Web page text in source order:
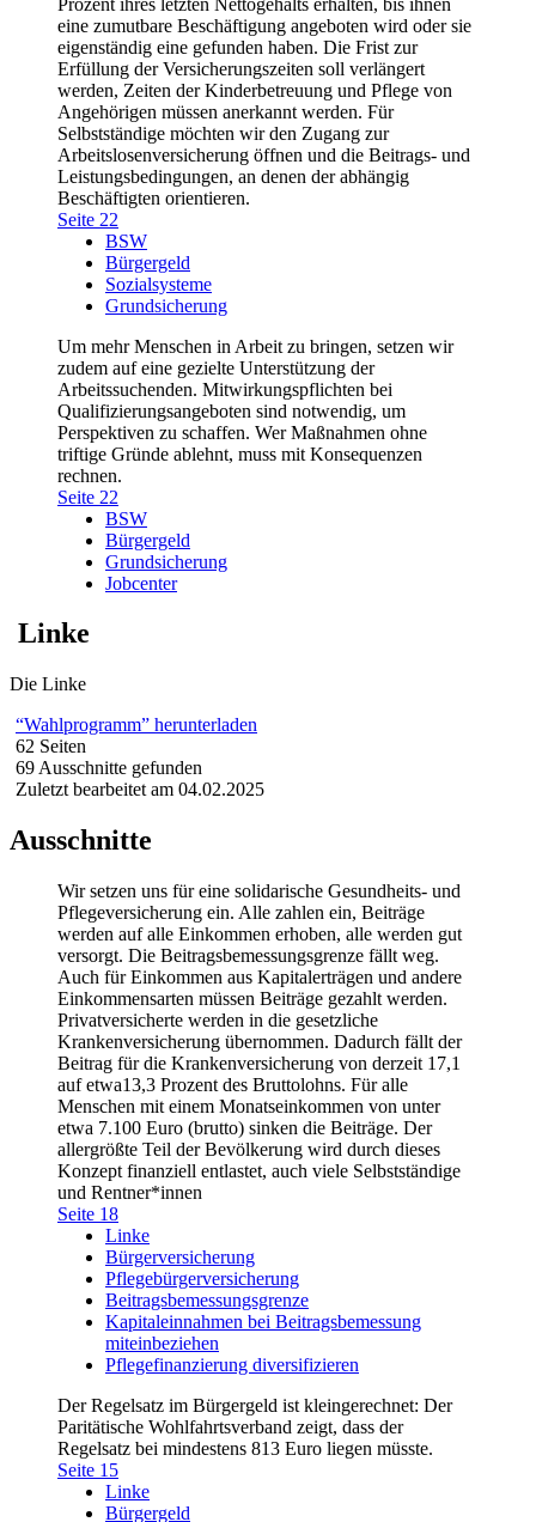
eine zumutbare Beschäftigung angeboten wird oder sie
eigenständig eine gefunden haben. Die Frist zur
Erfüllung der Versicherungszeiten soll verlängert
werden, Zeiten der Kinderbetreuung und Pflege von
Angehörigen müssen anerkannt werden. Für
Selbstständige möchten wir den Zugang zur
Arbeitslosenversicherung öffnen und die Beitrags- und
Leistungsbedingungen, an denen der abhängig
Beschäftigten orientieren.
Seite 22
BSW
Bürgergeld
Sozialsysteme
Grundsicherung
Um mehr Menschen in Arbeit zu bringen, setzen wir
zudem auf eine gezielte Unterstützung der
Arbeitssuchenden. Mitwirkungspflichten bei
Qualifizierungsangeboten sind notwendig, um
Perspektiven zu schaffen. Wer Maßnahmen ohne
triftige Gründe ablehnt, muss mit Konsequenzen
rechnen.
Seite 22
BSW
Bürgergeld
Grundsicherung
Jobcenter
Linke
Die Linke
“Wahlprogramm” herunterladen
62 Seiten
69 Ausschnitte gefunden
Zuletzt bearbeitet am 04.02.2025
Ausschnitte
Wir setzen uns für eine solidarische Gesundheits- und
Pflegeversicherung ein. Alle zahlen ein, Beiträge
werden auf alle Einkommen erhoben, alle werden gut
versorgt. Die Beitragsbemessungsgrenze fällt weg.
Auch für Einkommen aus Kapitalerträgen und andere
Einkommensarten müssen Beiträge gezahlt werden.
Privatversicherte werden in die gesetzliche
Krankenversicherung übernommen. Dadurch fällt der
Beitrag für die Krankenversicherung von derzeit 17,1
auf etwa13,3 Prozent des Bruttolohns. Für alle
Menschen mit einem Monatseinkommen von unter
etwa 7.100 Euro (brutto) sinken die Beiträge. Der
allergrößte Teil der Bevölkerung wird durch dieses
Konzept finanziell entlastet, auch viele Selbstständige
und Rentner*innen
Seite 18
Linke
Bürgerversicherung
Pflegebürgerversicherung
Beitragsbemessungsgrenze
Kapitaleinnahmen bei Beitragsbemessung
miteinbeziehen
Pflegefinanzierung diversifizieren
Der Regelsatz im Bürgergeld ist kleingerechnet: Der
Paritätische Wohlfahrtsverband zeigt, dass der
Regelsatz bei mindestens 813 Euro liegen müsste.
Seite 15
Linke
Bürgergeld